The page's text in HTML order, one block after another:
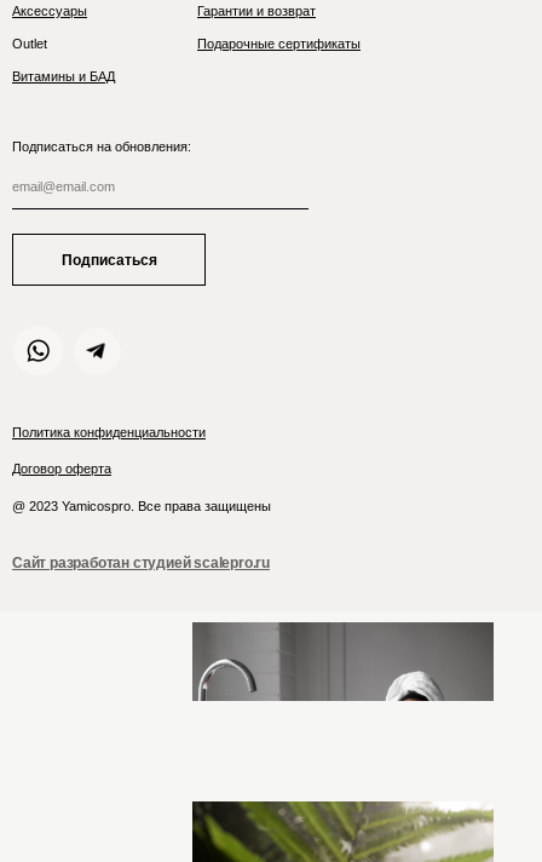
Политика конфиденциальности
Договор оферта
@ 2023 Yamicospro. Все права защищены
Аксессуары
Сайт разработан студией scalepro.ru
Outlet
Витамины и БАД
Гарантии и возврат
Подарочные сертификаты
Подписаться на обновления:
Подписаться